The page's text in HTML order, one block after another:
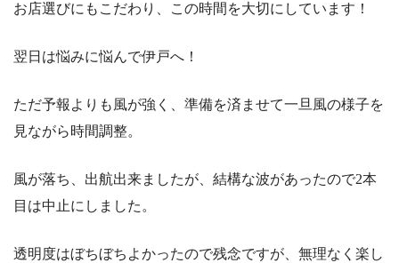
お店選びにもこだわり、この時間を大切にしています！
翌日は悩みに悩んで伊戸へ！
ただ予報よりも風が強く、準備を済ませて一旦風の様子を
見ながら時間調整。
風が落ち、出航出来ましたが、結構な波があったので2本
目は中止にしました。
透明度はぼちぼちよかったので残念ですが、無理なく楽し